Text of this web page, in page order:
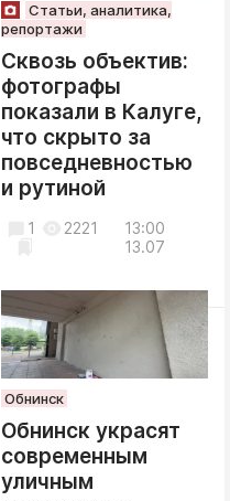
Статьи, аналитика,
репортажи
Сквозь объектив:
фотографы
показали в Калуге,
что скрыто за
повседневностью
и рутиной
13:00
13.07
1 2221
Обнинск
Обнинск украсят
современным
уличным